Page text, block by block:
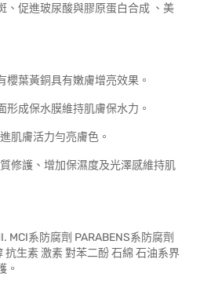
、促進玻尿酸與膠原蛋白合成 、美
櫻葉黃銅具有嫩膚增亮效果。
形成保水膜維持肌膚保水力。
肌膚活力勻亮膚色。
修護、增加保濕度及光澤感維持肌
MCI系防腐劑 PARABENS系防腐劑
抗生素 激素 對苯二酚 石綿 石油系界
。